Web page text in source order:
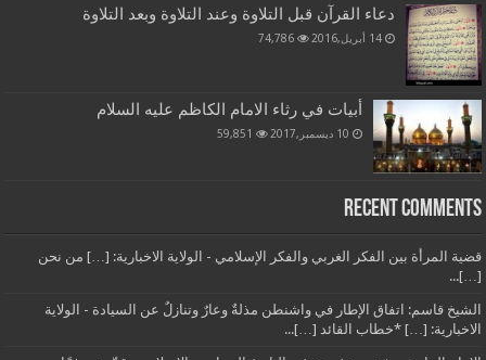
دعاء القرآن قبل التلاوة وعند التلاوة وبعد التلاوة
14 أبريل,2016 74,786
أبيات في رثاء الامام الكاظم عليه السلام
10 ديسمبر,2017 59,851
Recent Comments
قضية المرأة بين الفكر الغربي والفكر الإسلامي - الولاية الاخبارية: […] من نحن
[…]...
الشيخ قاسم: اتفاق الإطار في واشنطن مذلةٌ وعارٌ وتنازلٌ عن السيادة - الولاية
الاخبارية: […] *خطاب القائد […]...